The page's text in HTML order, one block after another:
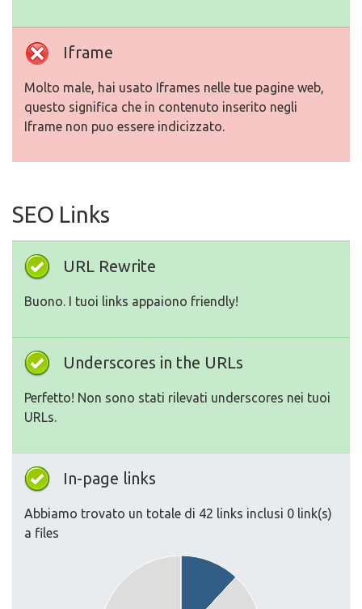
Iframe
Molto male, hai usato Iframes nelle tue pagine web,
questo significa che in contenuto inserito negli
Iframe non puo essere indicizzato.
SEO Links
URL Rewrite
Buono. I tuoi links appaiono friendly!
Underscores in the URLs
Perfetto! Non sono stati rilevati underscores nei tuoi
URLs.
In-page links
Abbiamo trovato un totale di 42 links inclusi 0 link(s)
a files